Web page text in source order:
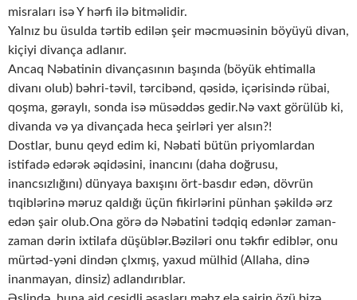
misraları isə Y hərfi ilə bitməlidir.
Yalnız bu üsulda tərtib edilən şeir məcmuəsinin böyüyü divan,
kiçiyi divança adlanır.
Ancaq Nəbatinin divançasının başında (böyük ehtimalla
divanı olub) bəhri-təvil, tərcibənd, qəsidə, içərisində rübai,
qoşma, gəraylı, sonda isə müsəddəs gedir.Nə vaxt görülüb ki,
divanda və ya divançada heca şeirləri yer alsın?!
Dostlar, bunu qeyd edim ki, Nəbati bütün priyomlardan
istifadə edərək əqidəsini, inancını (daha doğrusu,
inancsızlığını) dünyaya baxışını ört-basdır edən, dövrün
tıqiblərinə məruz qaldığı üçün fikirlərini pünhan şəkildə ərz
edən şair olub.Ona görə də Nəbatini tədqiq edənlər zaman-
zaman dərin ixtilafa düşüblər.Bəziləri onu təkfir ediblər, onu
mürtəd-yəni dindən çlxmış, yaxud mülhid (Allaha, dinə
inanmayan, dinsiz) adlandırıblar.